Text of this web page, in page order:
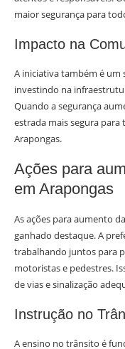
maior segurança para
Impacto na
A iniciativa também é um
investindo na
Quando a segurança
estrada mais segura para
Arapongas.
Ações para
em Arapongas
As ações para aumento da
ganhado destaque. A
trabalhando juntos para
motoristas e pedestres.
de vias e sinalização
Instrução no
A ensino no trânsito é